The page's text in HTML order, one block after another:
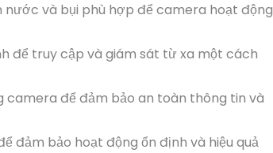
và bụi phù hợp để camera hoạt động
để truy cập và giám sát từ xa một cách
camera để đảm bảo an toàn thông tin và
đảm bảo hoạt động ổn định và hiệu quả